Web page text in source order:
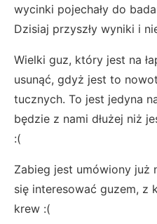
wycinki pojechały do
Dzisiaj przyszły wyniki i
Wielki guz, który jest na
usunąć, gdyż jest to
tucznych. To jest jedyna
będzie z nami dłużej niż
:(
Zabieg jest umówiony już
się interesować guzem, z
krew :(